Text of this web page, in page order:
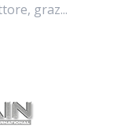
graz...